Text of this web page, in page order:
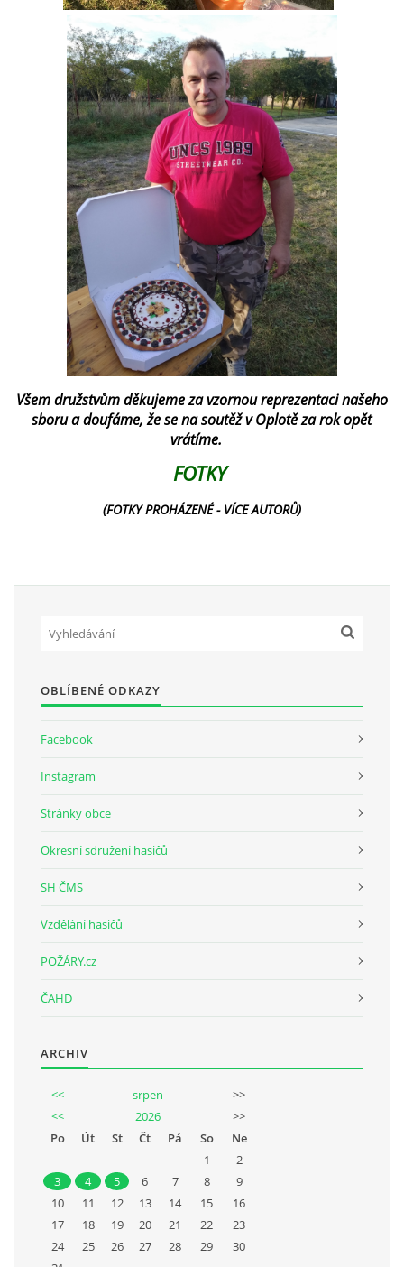
Všem družstvům děkujeme za vzornou reprezentaci našeho
sboru a doufáme, že se na soutěž v Oplotě za rok opět
vrátíme.
FOTKY
(FOTKY PROHÁZENÉ - VÍCE AUTORŮ)
OBLÍBENÉ ODKAZY
Facebook
Instagram
Stránky obce
Okresní sdružení hasičů
SH ČMS
Vzdělání hasičů
POŽÁRY.cz
ČAHD
ARCHIV
<< srpen
>>
<<
2026
>>
Po
Út St Čt Pá So
Ne
1
2
3
4 5 6 7 8
9
10
11 12 13 14 15
16
17
18 19 20 21 22
23
24
25 26 27 28 29
30